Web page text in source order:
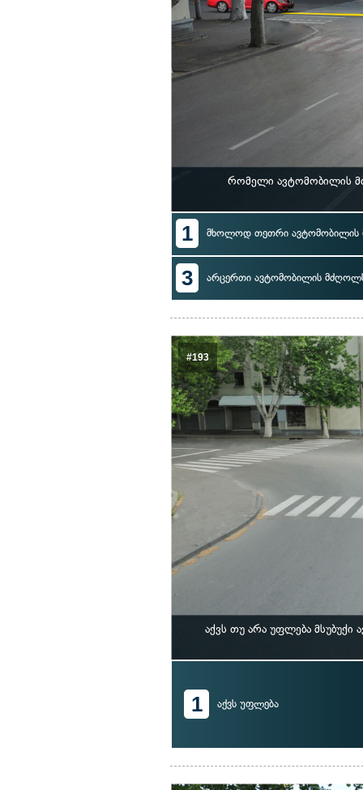
რომელი ავტომობილის
1 მხოლოდ თეთრი ავტომობილის
3 არცერთი ავტომობილის
#193
აქვს თუ არა უფლება
1 აქვს უფლება